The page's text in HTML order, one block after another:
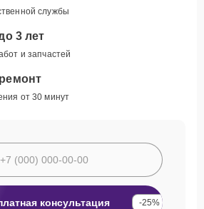
службы
3 лет
и запчастей
от 30 минут
консультация -25%